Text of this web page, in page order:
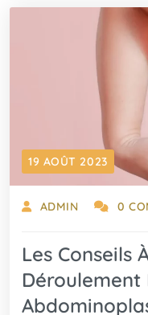
19 AOÛT 2023
ADMIN 0
Les Conseils
Déroulement